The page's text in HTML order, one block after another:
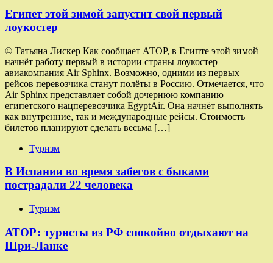
Египет этой зимой запустит свой первый
лоукостер
© Татьяна Лискер Как сообщает АТОР, в Египте этой зимой
начнёт работу первый в истории страны лоукостер —
авиакомпания Air Sphinx. Возможно, одними из первых
рейсов перевозчика станут полёты в Россию. Отмечается, что
Air Sphinx представляет собой дочернюю компанию
египетского нацперевозчика EgyptAir. Она начнёт выполнять
как внутренние, так и международные рейсы. Стоимость
билетов планируют сделать весьма […]
Туризм
В Испании во время забегов с быками
пострадали 22 человека
Туризм
АТОР: туристы из РФ спокойно отдыхают на
Шри-Ланке